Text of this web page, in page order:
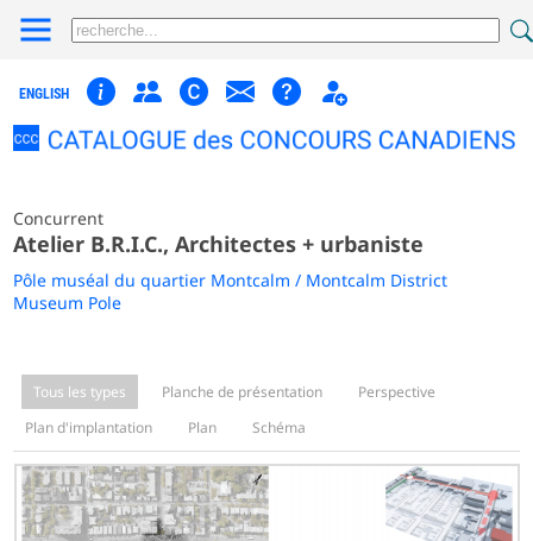
ENGLISH
Concurrent
Atelier B.R.I.C., Architectes + urbaniste
Pôle muséal du quartier Montcalm / Montcalm District
Museum Pole
Tous les types Planche de présentation
Perspective
Plan d'implantation
Plan Schéma